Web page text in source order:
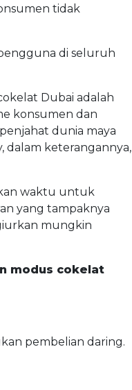
tidak
di seluruh
Dubai adalah
konsumen dan
dunia maya
dalam keterangannya,
waktu untuk
yang tampaknya
mungkin
modus cokelat
pembelian daring.